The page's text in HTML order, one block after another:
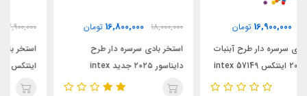
18,000,000
16,800,000
تومان
استخر بادی سرسره دار طرح
57135
7,900,000
6,800,000
استخر بادی کودک سایز بزرگ
اینتکس جدید ۲۰۲۵ کد intex
57180